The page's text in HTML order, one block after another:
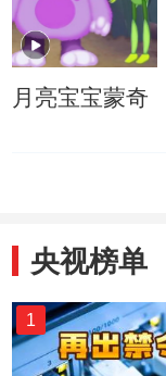
月亮宝宝蒙奇
央视榜单
1